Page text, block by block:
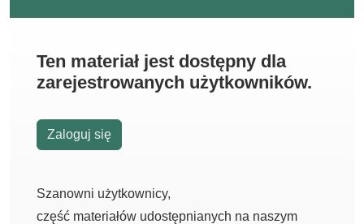
Ten materiał jest dostępny dla
zarejestrowanych użytkowników.
Zaloguj się
Szanowni użytkownicy,
część materiałów udostępnianych na naszym